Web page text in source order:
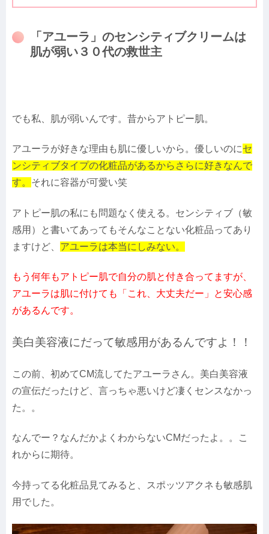
「アユーラ」のセンシティブクリームは
肌が弱い３０代の救世主
でも私、肌が弱いんです。昔からアトピー肌。
アユーラが好きな理由も肌に優しいから。優しいのにセ
ンシティブタイプの化粧品があるからさらに好きなんで
す。 それに容器が可愛い笑
アトピー肌の私にも問題なく使える。センシティブ（敏
感用）と書いてあってもそんなことない化粧品ってあり
ますけど、 アユーラは本当にしみない。
もう何年もアトピー肌で自分の肌と付き合ってますが、
アユーラは肌に付けても「これ、大丈夫だー」と安心感
があるんです。
美白美容液にだって敏感用があるんですよ！！
この前、初めてCM流してたアユーラさん。美白美容液
の宣伝だったけど、言っちゃ悪いけど凄くセンスなかっ
た。。
なんでー？なんだかよくわからないCMだったよ。。こ
れからに期待。
今持ってる化粧品見てみると、スポッツアクネも敏感肌
用でした。